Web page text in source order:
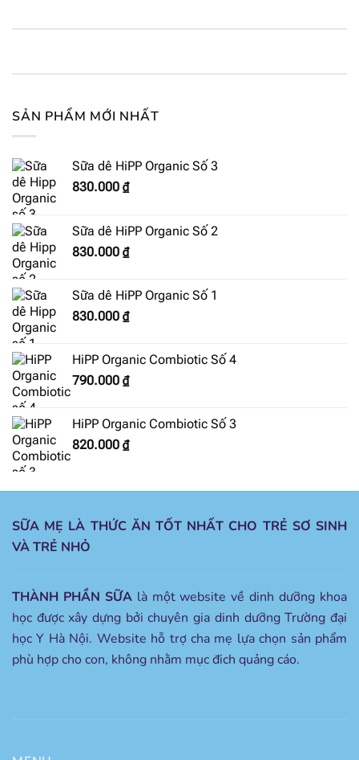
SẢN PHẨM MỚI NHẤT
Sữa dê HiPP Organic Số 3
830.000 ₫
Sữa dê HiPP Organic Số 2
830.000 ₫
Sữa dê HiPP Organic Số 1
830.000 ₫
HiPP Organic Combiotic Số 4
790.000 ₫
HiPP Organic Combiotic Số 3
820.000 ₫
SỮA MẸ LÀ THỨC ĂN TỐT NHẤT CHO TRẺ SƠ SINH
VÀ TRẺ NHỎ
THÀNH PHẦN SỮA là một website về dinh dưỡng khoa
học được xây dựng bởi chuyên gia dinh dưỡng Trường đại
học Y Hà Nội. Website hỗ trợ cha mẹ lựa chọn sản phẩm
phù hợp cho con, không nhằm mục đich quảng cáo.